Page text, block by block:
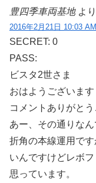
豊四季車両基地 よ
2016年2月21日 10:03 AM
SECRET: 0
PASS:
ビスタ2世さま
おはようございます
コメントありがと
あー、その通りなん
折角の本線運用で
いんですけどレボ
思っています。